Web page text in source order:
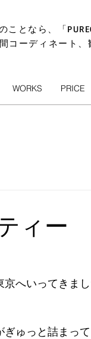
となら、「
コーディネート
WORKS PRICE
ィー
へいってきま
ゅっと詰まって